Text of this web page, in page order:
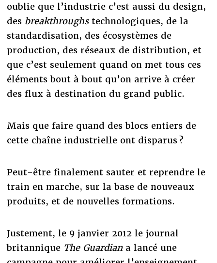
oublie que l’industrie c’est aussi du design,
des breakthroughstechnologiques, de la
standardisation, des écosystèmes de
production, des réseaux de distribution, et
que c’est seulement quand on met tous ces
éléments bout à bout qu’on arrive à créer
des flux à destination du grand public.
Mais que faire quand des blocs entiers de
cette chaîne industrielle ont disparus ?
Peut-être finalement sauter et reprendre le
train en marche, sur la base de nouveaux
produits, et de nouvelles formations.
Justement, le 9 janvier 2012 le journal
britannique The Guardiana lancé une